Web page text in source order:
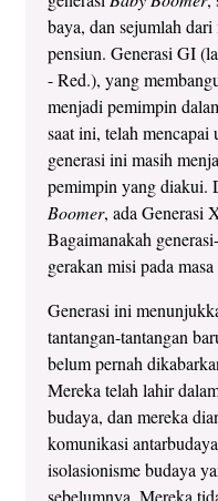
baya, dan sejumlah
pensiun. Generasi GI
- Red.), yang
menjadi pemimpin
saat ini, telah
generasi ini masih
pemimpin yang diakui.
Boomer, ada Generasi
Bagaimanakah
gerakan misi pada
Generasi ini
tantangan-tantangan
belum pernah
Mereka telah lahir
budaya, dan mereka
komunikasi
isolasionisme budaya
sebelumnya. Mereka